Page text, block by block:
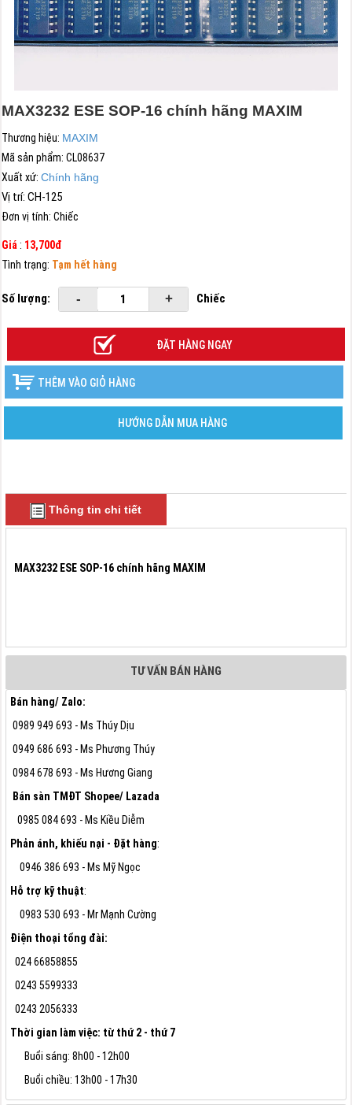
MAX3232 ESE SOP-16 chính hãng MAXIM
Thương hiệu: MAXIM
Mã sản phẩm: CL08637
Xuất xứ: Chính hãng
Vị trí: CH-125
Đơn vị tính: Chiếc
Giá: 13,700đ
Tình trạng: Tạm hết hàng
Số lượng: - + Chiếc
ĐẶT HÀNG NGAY
THÊM VÀO GIỎ HÀNG
HƯỚNG DẪN MUA HÀNG
Thông tin chi tiết
MAX3232 ESE SOP-16 chính hãng MAXIM
TƯ VẤN BÁN HÀNG
Bán hàng/ Zalo:
0989 949 693 - Ms Thúy Dịu
0949 686 693 - Ms Phương Thúy
0984 678 693 - Ms Hương Giang
Bán sàn TMĐT Shopee/ Lazada
0985 084 693 - Ms Kiều Diễm
Phản ánh, khiếu nại - Đặt hàng:
0946 386 693 - Ms Mỹ Ngọc
Hỗ trợ kỹ thuật:
0983 530 693 - Mr Mạnh Cường
Điện thoại tổng đài:
024 66858855
0243 5599333
0243 2056333
Thời gian làm việc: từ thứ 2 - thứ 7
Buổi sáng: 8h00 - 12h00
Buổi chiều: 13h00 - 17h30